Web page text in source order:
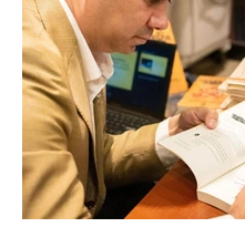
más influyentes de la
Este reconocimiento reaf